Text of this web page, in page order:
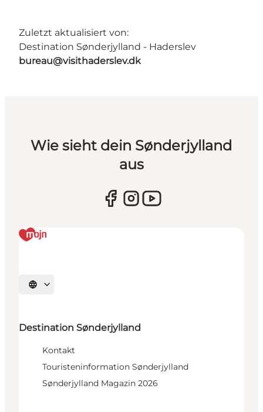
Zuletzt aktualisiert von:
Destination Sønderjylland - Haderslev
bureau@visithaderslev.dk
Wie sieht dein Sønderjylland
aus
Sprache auswählen
Destination Sønderjylland
Kontakt
Touristeninformation Sønderjylland
Sønderjylland Magazin 2026